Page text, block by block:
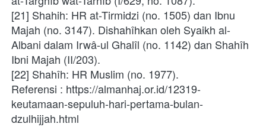
[21] Shahih: HR at-Tirmidzi (no. 1505) dan Ibnu
Majah (no. 3147). Dishahîhkan oleh Syaikh al-
Albani dalam Irwâ-ul Ghalîl (no. 1142) dan Shahîh
Ibni Majah (II/203).
[22] Shahîh: HR Muslim (no. 1977).
Referensi : https://almanhaj.or.id/12319-
keutamaan-sepuluh-hari-pertama-bulan-
dzulhijjah.html